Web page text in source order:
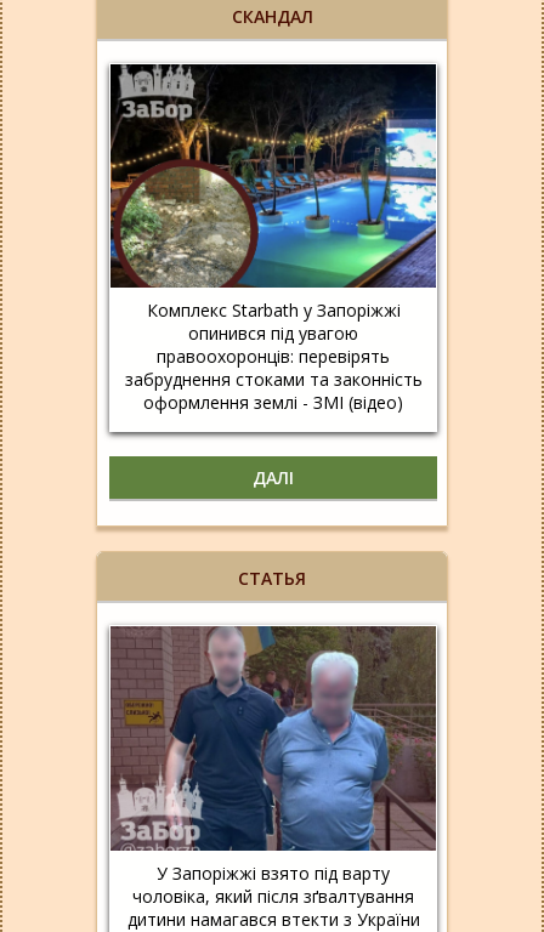
СКАНДАЛ
Комплекс Starbath у Запоріжжі
опинився під увагою
правоохоронців: перевірять
забруднення стоками та законність
оформлення землі - ЗМІ (відео)
ДАЛІ
СТАТЬЯ
У Запоріжжі взято під варту
чоловіка, який після зґвалтування
дитини намагався втекти з України